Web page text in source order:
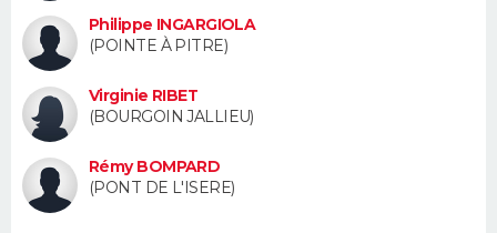
Bricolage
Lifestyle
Culture
Sport
Auto
Television
Voyage
Cinema
Philippe INGARGIOLA
(POINTE À PITRE)
Virginie RIBET
(BOURGOIN JALLIEU)
Rémy BOMPARD
(PONT DE L'ISERE)